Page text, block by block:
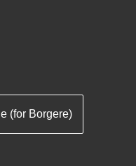
(for Borgere)